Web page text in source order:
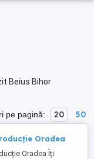
Beius Bihor
pe pagină: 20 50
Oradea
Oradea Îți